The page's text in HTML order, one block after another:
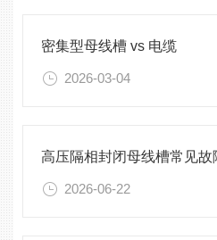
密集型母线槽 vs 电缆
2026-03-04
2026-06-22